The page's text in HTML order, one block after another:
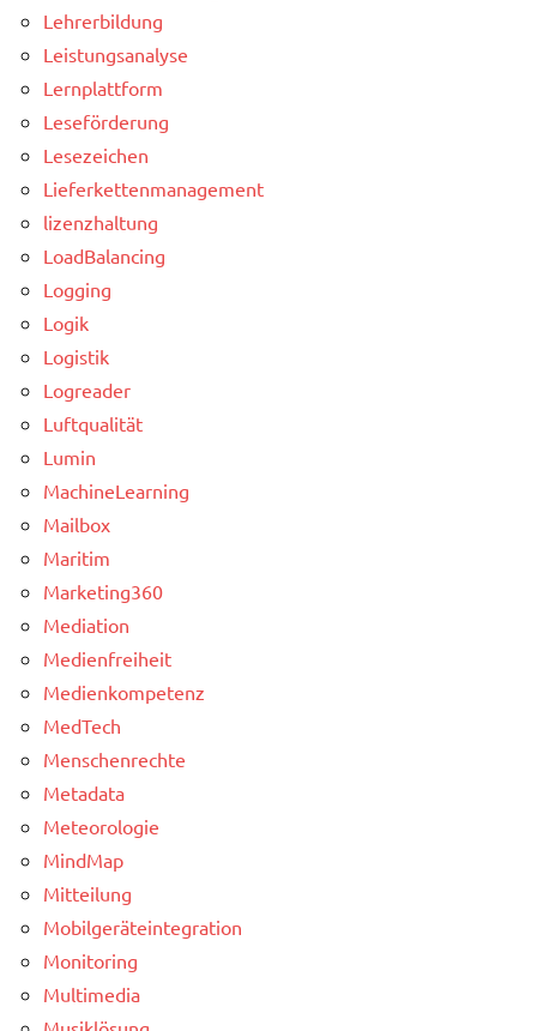
Lehrerbildung
Leistungsanalyse
Lernplattform
Leseförderung
Lesezeichen
Lieferkettenmanagement
lizenzhaltung
LoadBalancing
Logging
Logik
Logistik
Logreader
Luftqualität
Lumin
MachineLearning
Mailbox
Maritim
Marketing360
Mediation
Medienfreiheit
Medienkompetenz
MedTech
Menschenrechte
Metadata
Meteorologie
MindMap
Mitteilung
Mobilgeräteintegration
Monitoring
Multimedia